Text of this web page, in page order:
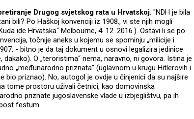
Drugog svjetskog rata u Hrvatskoj: "NDH je bila
bili? Po Haškoj konvenciji iz 1908., vi ste njih mogli
ide Hrvatska“ Melbourne, 4. 12. 2016.). Ostavi li se po
točnije aneks u kojemu se spominju „milicije i
- bitno je da taj dokument u osnovi legalizira jedinice
O „teroristima“ nema, naravno, ni govora. Istina je
„međunarodno priznata“ (uglavnom u krugu Hitlerovih i
bio priznao). No, autogol je ovdje u činjenici da su najšire
tome prostoru uživali četnici, kao domovinska
priznate jugoslavenske vlade u izbjeglištvu, pa ih
festum.